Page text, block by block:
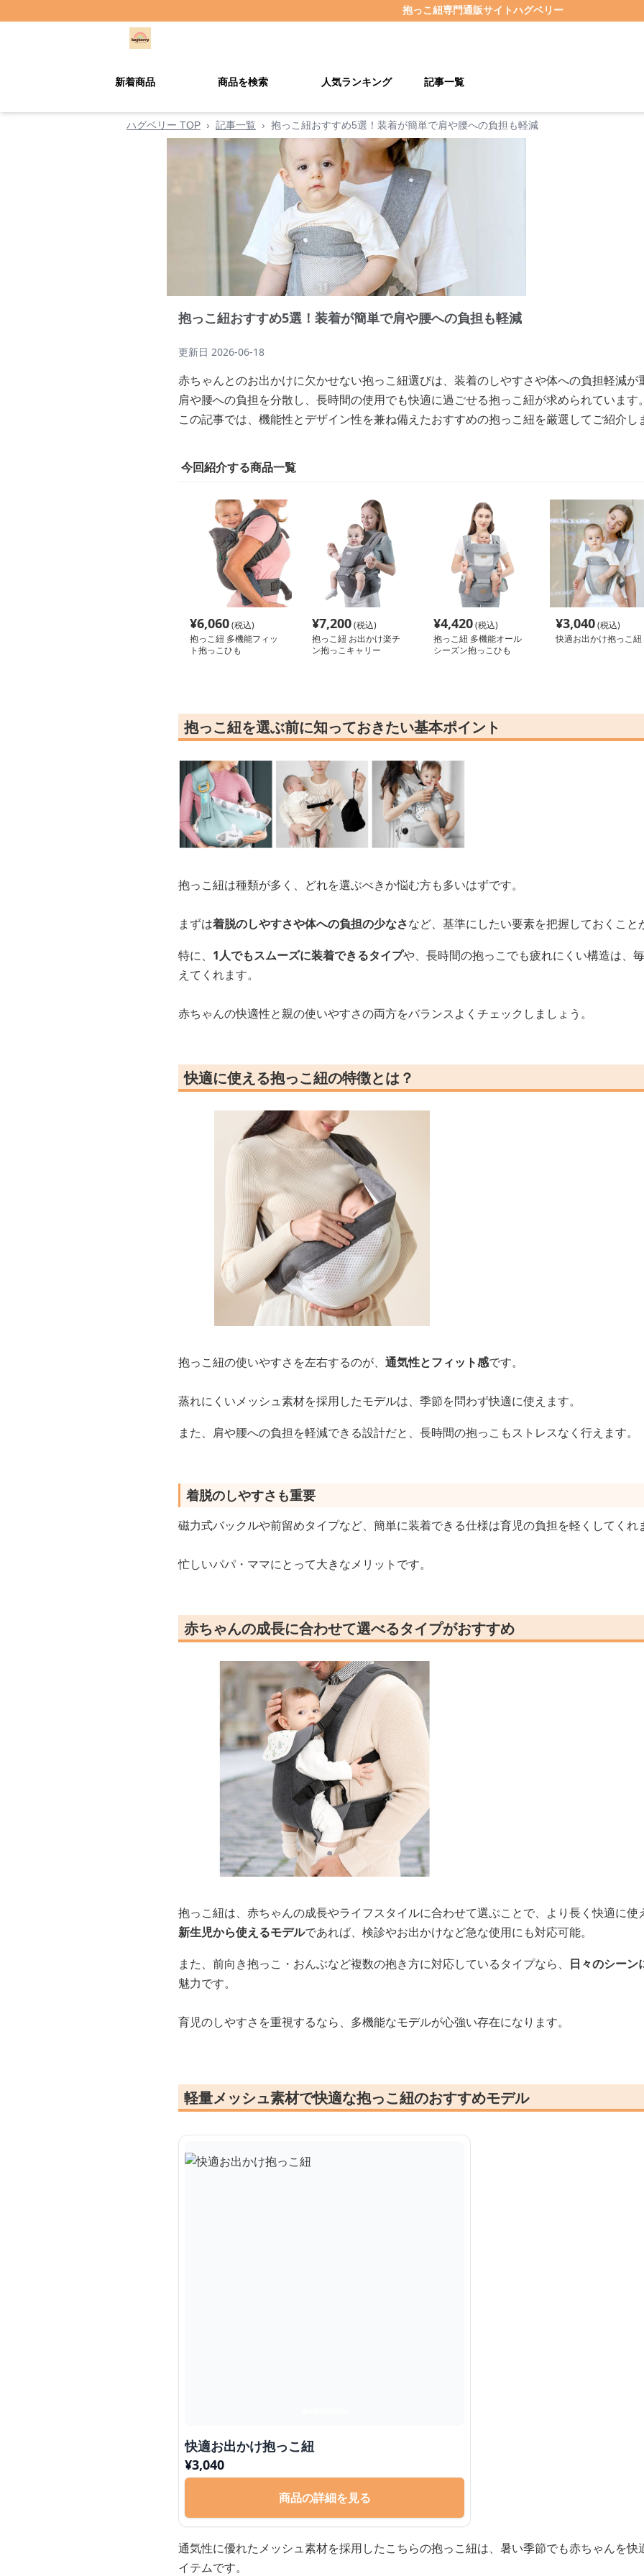
抱っこ紐専門通販サイトハグベリー
新着商品 商品を検索 人気ランキング 記事一覧
ハグベリー TOP › 記事一覧 › 抱っこ紐おすすめ5選！装着が簡単で肩や腰への負担も軽減
抱っこ紐おすすめ5選！装着が簡単で肩や腰への負担も軽減
更新日 2026-06-18
赤ちゃんとのお出かけに欠かせない抱っこ紐選びは、装着のしやすさや体への負担軽減が
肩や腰への負担を分散し、長時間の使用でも快適に過ごせる抱っこ紐が求められています
この記事では、機能性とデザイン性を兼ね備えたおすすめの抱っこ紐を厳選してご紹介し
今回紹介する商品一覧
¥6,060(税込)
抱っこ紐 多機能フィッ
ト抱っこひも
¥7,200(税込)
抱っこ紐 お出かけ楽チ
ン抱っこキャリー
¥4,420(税込)
抱っこ紐 多機能オール
シーズン抱っこひも
¥3,040(税込)
快適お出かけ抱っこ紐
抱っこ紐を選ぶ前に知っておきたい基本ポイント
抱っこ紐は種類が多く、どれを選ぶべきか悩む方も多いはずです。
まずは着脱のしやすさや体への負担の少なさなど、基準にしたい要素を把握しておくこと
特に、 1人でもスムーズに装着できるタイプや、長時間の抱っこでも疲れにくい構造は、
えてくれます。
赤ちゃんの快適性と親の使いやすさの両方をバランスよくチェックしましょう。
快適に使える抱っこ紐の特徴とは？
抱っこ紐の使いやすさを左右するのが、 通気性とフィット感です。
蒸れにくいメッシュ素材を採用したモデルは、季節を問わず快適に使えます。
また、肩や腰への負担を軽減できる設計だと、長時間の抱っこもストレスなく行えます。
着脱のしやすさも重要
磁力式バックルや前留めタイプなど、簡単に装着できる仕様は育児の負担を軽くしてくれ
忙しいパパ・ママにとって大きなメリットです。
赤ちゃんの成長に合わせて選べるタイプがおすすめ
抱っこ紐は、赤ちゃんの成長やライフスタイルに合わせて選ぶことで、より長く快適に使
新生児から使えるモデルであれば、検診やお出かけなど急な使用にも対応可能。
また、前向き抱っこ・おんぶなど複数の抱き方に対応しているタイプなら、 日々のシーン
魅力です。
育児のしやすさを重視するなら、多機能なモデルが心強い存在になります。
軽量メッシュ素材で快適な抱っこ紐のおすすめモデル
快適お出かけ抱っこ紐
¥3,040
商品の詳細を見る
通気性に優れたメッシュ素材を採用したこちらの抱っこ紐は、暑い季節でも赤ちゃんを
イテムです。